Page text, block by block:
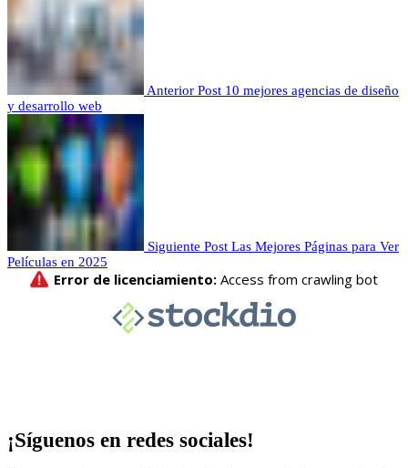
Anterior Post 10 mejores agencias de diseño
y desarrollo web
Siguiente Post Las Mejores Páginas para Ver
Películas en 2025
¡Síguenos en redes sociales!